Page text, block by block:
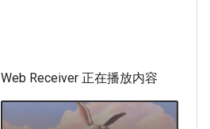
Web Receiver 正在播放内容